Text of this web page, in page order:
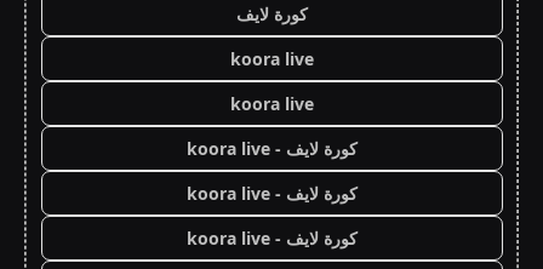
كورة لايف
koora live
koora live
كورة لايف - koora live
كورة لايف - koora live
كورة لايف - koora live